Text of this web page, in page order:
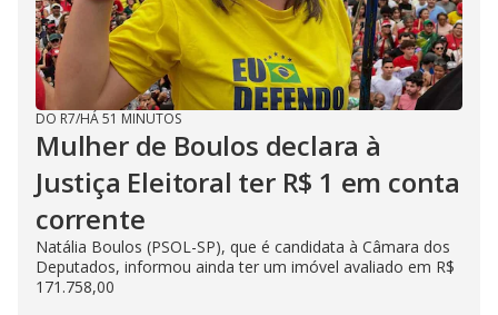
DO R7/HÁ 51 MINUTOS
Mulher de Boulos declara à
Justiça Eleitoral ter R$ 1 em conta
corrente
Natália Boulos (PSOL-SP), que é candidata à Câmara dos
Deputados, informou ainda ter um imóvel avaliado em R$
171.758,00